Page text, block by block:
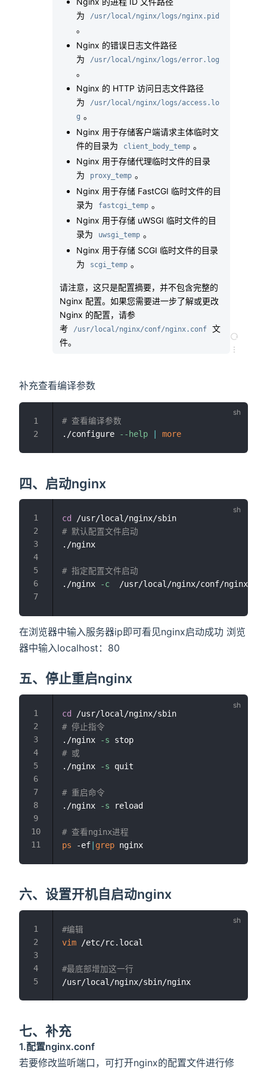
为
/usr/local/nginx/logs/nginx.pid
。
Nginx 的错误日志文件路径
为
/usr/local/nginx/logs/error.log
。
Nginx 的 HTTP 访问日志文件路径
为
/usr/local/nginx/logs/access.lo
g 。
Nginx 用于存储客户端请求主体临时文
件的目录为
client_body_temp 。
Nginx 用于存储代理临时文件的目录
为
proxy_temp 。
Nginx 用于存储 FastCGI 临时文件的目
录为
fastcgi_temp 。
Nginx 用于存储 uWSGI 临时文件的目
录为
uwsgi_temp 。
Nginx 用于存储 SCGI 临时文件的目录
为
scgi_temp 。
请注意，这只是配置摘要，并不包含完整的
Nginx 配置。如果您需要进一步了解或更改
Nginx 的配置，请参
考
/usr/local/nginx/conf/nginx.conf
文
件。
补充查看编译参数
# 查看编译参数
./configure
--help more
四、启动nginx
cd
# 默认配置文件启动
./nginx
# 指定配置文件启动
./nginx
-c
/usr/local/nginx/conf/
在浏览器中输入服务器ip即可看见nginx启动成功 浏览
器中输入localhost：80
五、停止重启nginx
cd
# 停止指令
./nginx
-s
# 或
./nginx
-s quit
# 重启命令
./nginx
-s reload
# 查看nginx进程
ps -ef grep
六、设置开机自启动nginx
#编辑
vim /etc/rc.local
#最底部增加这一行
七、补充
1.配置nginx.conf
若要修改监听端口，可打开nginx的配置文件进行修